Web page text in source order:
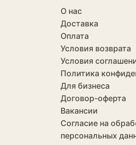
О нас
Доставка
Оплата
Условия возврата
Условия
Политика
Для бизнеса
Договор-оферта
Вакансии
Согласие на
персональных